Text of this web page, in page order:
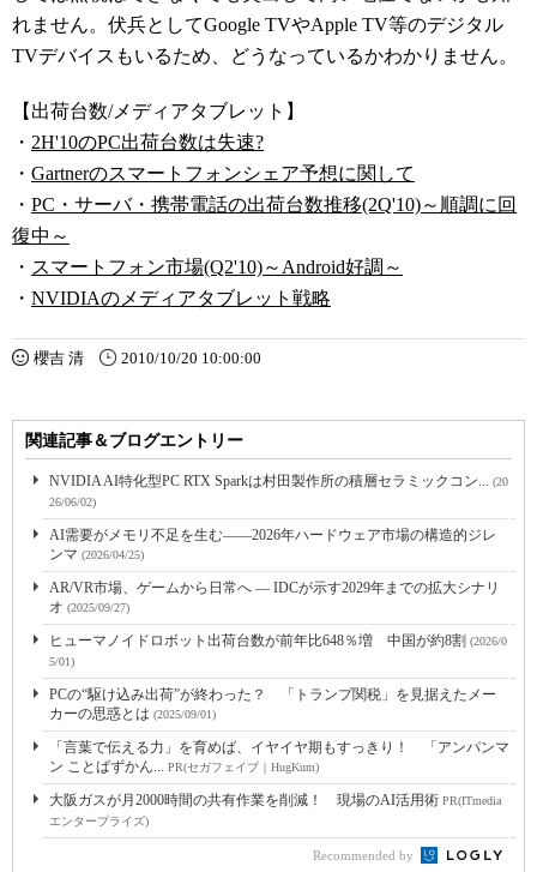
れません。伏兵としてGoogle TVやApple TV等のデジタル
TVデバイスもいるため、どうなっているかわかりません。
【出荷台数/メディアタブレット】
・ 2H'10のPC出荷台数は失速?
・ Gartnerのスマートフォンシェア予想に関して
・ PC・サーバ・携帯電話の出荷台数推移(2Q'10)～順調に回
復中～
・ スマートフォン市場(Q2'10)～Android好調～
・ NVIDIAのメディアタブレット戦略
櫻吉 清 2010/10/20 10:00:00
関連記事＆ブログエントリー
NVIDIA AI特化型PC RTX Sparkは村田製作所の積層セラミックコン... (20
26/06/02)
AI需要がメモリ不足を生む――2026年ハードウェア市場の構造的ジレ
ンマ (2026/04/25)
AR/VR市場、ゲームから日常へ ― IDCが示す2029年までの拡大シナリ
オ (2025/09/27)
ヒューマノイドロボット出荷台数が前年比648％増 中国が約8割 (2026/0
5/01)
PCの“駆け込み出荷”が終わった？ 「トランプ関税」を見据えたメー
カーの思惑とは (2025/09/01)
「言葉で伝える力」を育めば、イヤイヤ期もすっきり！ 「アンパンマ
ン ことばずかん... PR(セガフェイブ｜HugKum)
大阪ガスが月2000時間の共有作業を削減！ 現場のAI活用術 PR(ITmedia
エンタープライズ)
Recommended by